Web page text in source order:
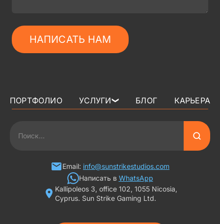
НАПИСАТЬ НАМ
ПОРТФОЛИО УСЛУГИ ❯ БЛОГ
КАРЬЕРА
ГРАФИКА ДЛЯ СЛОТОВ
3D ПЕРСОНАЖИ
Email: info@sunstrikestudios.com
Написать в WhatsApp
Kallipoleos 3, office 102, 1055 Nicosia,
Cyprus. Sun Strike Gaming Ltd.